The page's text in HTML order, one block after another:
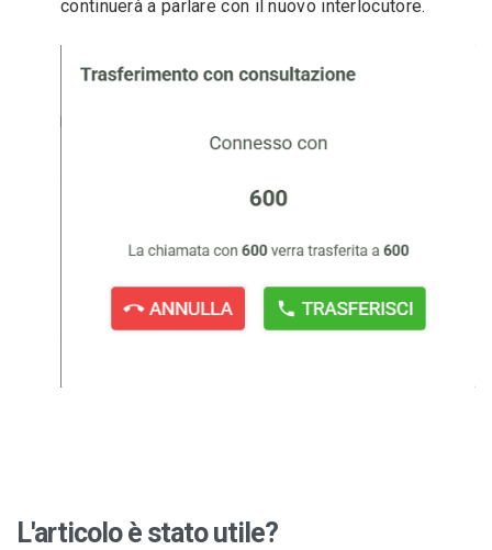
continuerà a parlare con il nuovo interlocutore.
L'articolo è stato utile?